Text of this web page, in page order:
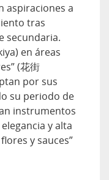
aspiraciones a
tras
secundaria.
en áreas
(花街
por sus
su periodo de
instrumentos
y alta
y sauces”